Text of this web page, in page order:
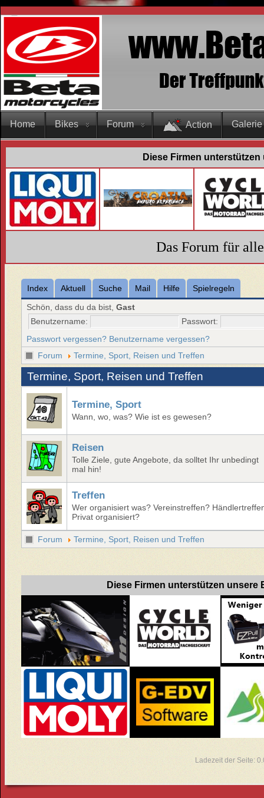
Home Bikes Forum Action Galerie
Diese Firmen
Das Forum für
Index Aktuell Suche Mail Hilfe
Spielregeln
Schön, dass du da bist,Gast
Benutzername:
Passwort:
Passwort vergessen? Benutzername vergessen?
Forum
Termine, Sport, Reisen und Treffen
Termine, Sport, Reisen und Treffen
Termine, Sport
Wann, wo, was? Wie ist es gewesen?
Reisen
Tolle Ziele, gute Angebote, da solltet Ihr unbedingt
mal hin!
Treffen
Wer organisiert was? Vereinstreffen?
Privat organisiert?
Forum Termine, Sport, Reisen und Treffen
Diese Firmen unterstützen unsere
Ladezeit der Seite: